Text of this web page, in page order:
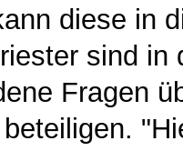
diese in
sind in
Fragen